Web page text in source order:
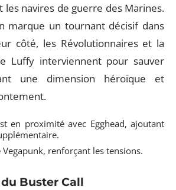
les navires de guerre des Marines.
marque un tournant décisif dans
côté, les Révolutionnaires et la
Luffy interviennent pour sauver
une dimension héroïque et
en proximité avec Egghead, ajoutant
renforçant les tensions.
Buster Call